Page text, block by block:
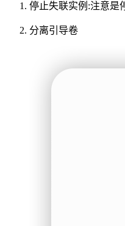
停止失联实例:注意是
分离引导卷